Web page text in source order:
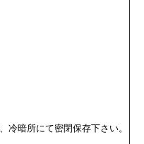
暗所にて密閉保存下さい。